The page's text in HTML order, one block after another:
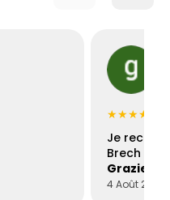
★★★★★
Je
Brech est
Graziella
4 Août 2026